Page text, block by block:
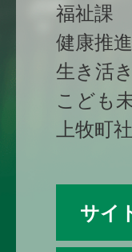
福祉課
健康推
生き活
こども
上牧町
サイ